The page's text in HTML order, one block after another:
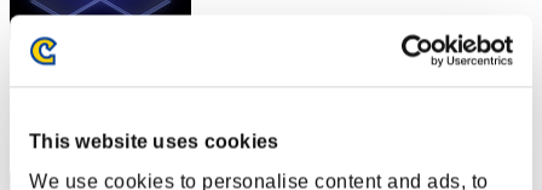
This website uses cookies
We use cookies to personalise content and ads, to
1872